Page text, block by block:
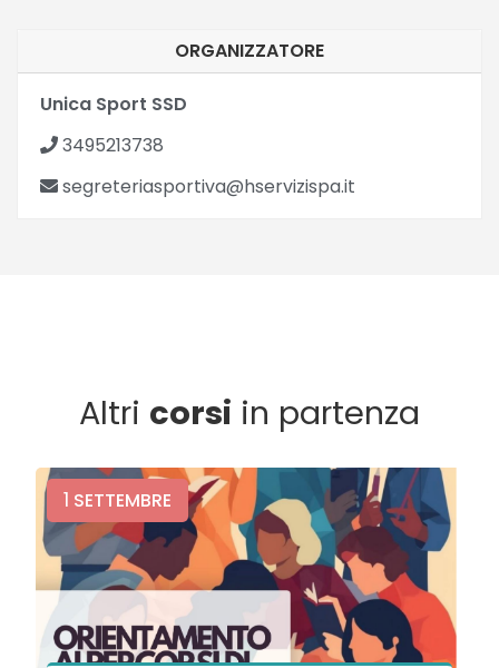
ORGANIZZATORE
Unica Sport SSD
3495213738
segreteriasportiva@hservizispa.it
Altri corsi in partenza
1 SETTEMBRE